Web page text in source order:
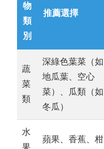
物
類
別
推薦選擇
蔬
菜
類
深綠色葉菜（如
地瓜葉、空心
菜）、瓜類（如
冬瓜）
水
果
蘋果、香蕉、柑